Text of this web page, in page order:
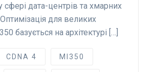
сфері дата-центрів та хмарних
для великих
базується на архітектурі […]
CDNA 4 MI350